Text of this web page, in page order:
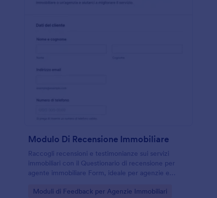
Modulo Di Recensione Immobiliare
Raccogli recensioni e testimonianze sui servizi
immobiliari con il Questionario di recensione per
agente immobiliare Form, ideale per agenzie e
percepita e gestire la raccolta dati con Jotform.
Go to Category:
Moduli di Feedback per Agenzie Immobiliari